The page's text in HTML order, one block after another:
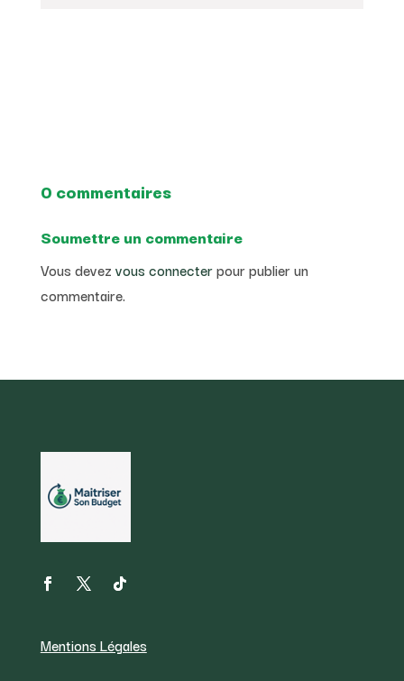
0 commentaires
Soumettre un commentaire
Vous devez vous connecterpour publier un
commentaire.
Mentions Légales